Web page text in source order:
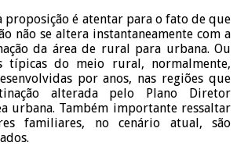
proposição é atentar para o fato de que
não se altera instantaneamente com a
da área de rural para urbana. Ou
típicas do meio rural, normalmente,
por anos, nas regiões que
alterada pelo Plano Diretor
urbana. Também importante ressaltar
familiares, no cenário atual, são